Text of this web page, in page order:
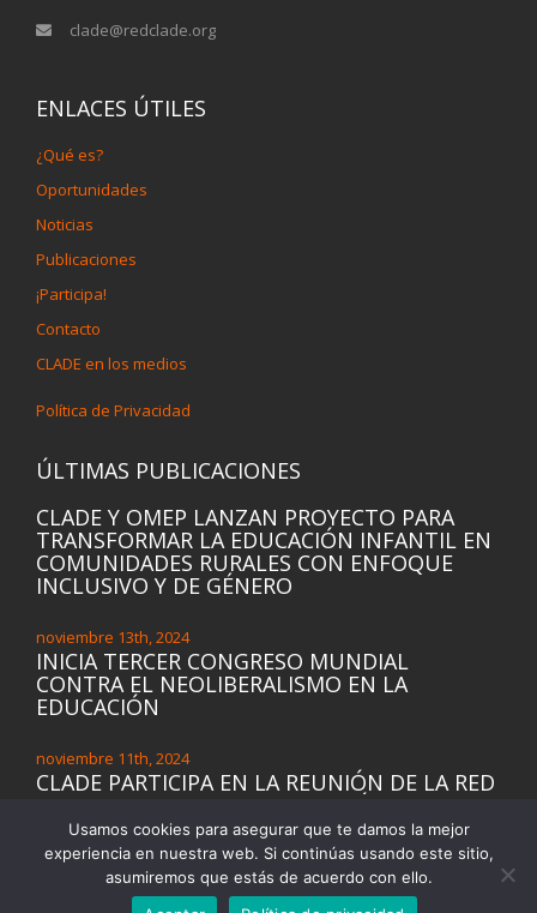
clade@redclade.org
ENLACES ÚTILES
¿Qué es?
Oportunidades
Noticias
Publicaciones
¡Participa!
Contacto
CLADE en los medios
Política de Privacidad
ÚLTIMAS PUBLICACIONES
CLADE Y OMEP LANZAN PROYECTO PARA
TRANSFORMAR LA EDUCACIÓN INFANTIL EN
COMUNIDADES RURALES CON ENFOQUE
INCLUSIVO Y DE GÉNERO
noviembre 13th, 2024
INICIA TERCER CONGRESO MUNDIAL
CONTRA EL NEOLIBERALISMO EN LA
EDUCACIÓN
noviembre 11th, 2024
CLADE PARTICIPA EN LA REUNIÓN DE LA RED
TRANSFORMADORA DE GÉNERO (ETG) DE LA
INICIATIVA DE EDUCACIÓN DE LAS NIÑAS DE
LAS NACIONES UNIDAS (UNGEI) Y PRESENTA
LA DECLARACIÓN REGIONAL
Usamos cookies para asegurar que te damos la mejor
experiencia en nuestra web. Si continúas usando este sitio,
asumiremos que estás de acuerdo con ello.